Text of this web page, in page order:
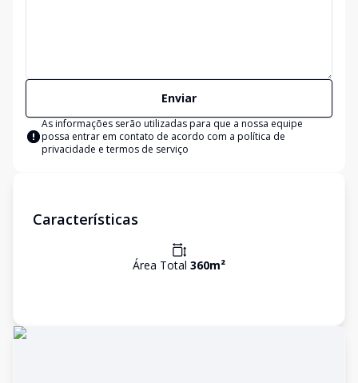
Enviar
As informações serão utilizadas para que a nossa equipe
possa entrar em contato de acordo com a política de
privacidade e termos de serviço
Características
Área Total 360m²